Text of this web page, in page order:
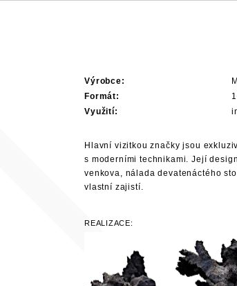
Výrobce:
Formát:
Využití:
Hlavní vizitkou značky jsou
s moderními technikami. Její
venkova, nálada devatenáctého
vlastní zajistí.
REALIZACE: